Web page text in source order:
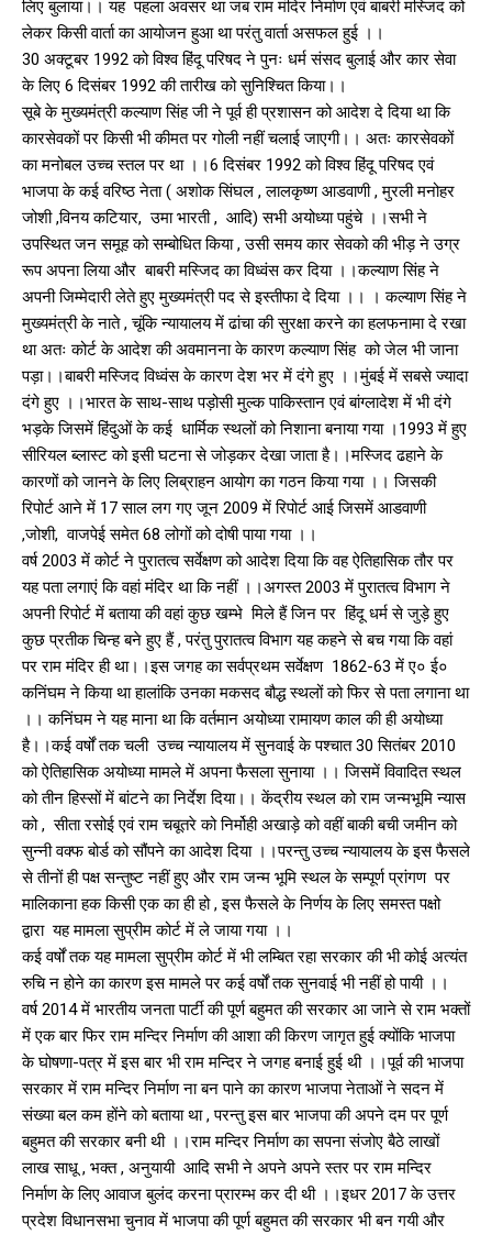
लिए बुलाया।। यह पहला अवसर था जब राम मंदिर निर्माण एवं बाबरी मस्जिद को
लेकर किसी वार्ता का आयोजन हुआ था परंतु वार्ता असफल हुई ।।
30 अक्टूबर 1992 को विश्व हिंदू परिषद ने पुनः धर्म संसद बुलाई और कार सेवा
के लिए 6 दिसंबर 1992 की तारीख को सुनिश्चित किया।।
सूबे के मुख्यमंत्री कल्याण सिंह जी ने पूर्व ही प्रशासन को आदेश दे दिया था कि
कारसेवकों पर किसी भी कीमत पर गोली नहीं चलाई जाएगी।। अतः कारसेवकों
का मनोबल उच्च स्तल पर था ।।6 दिसंबर 1992 को विश्व हिंदू परिषद एवं
भाजपा के कई वरिष्ठ नेता ( अशोक सिंघल , लालकृष्ण आडवाणी , मुरली मनोहर
जोशी ,विनय कटियार, उमा भारती , आदि) सभी अयोध्या पहुंचे ।।सभी ने
उपस्थित जन समूह को सम्बोधित किया , उसी समय कार सेवको की भीड़ ने उग्र
रूप अपना लिया और बाबरी मस्जिद का विध्वंस कर दिया ।।कल्याण सिंह ने
अपनी जिम्मेदारी लेते हुए मुख्यमंत्री पद से इस्तीफा दे दिया ।। । कल्याण सिंह ने
मुख्यमंत्री के नाते , चूंकि न्यायालय में ढांचा की सुरक्षा करने का हलफनामा दे रखा
था अतः कोर्ट के आदेश की अवमानना के कारण कल्याण सिंह को जेल भी जाना
पड़ा।।बाबरी मस्जिद विध्वंस के कारण देश भर में दंगे हुए ।।मुंबई में सबसे ज्यादा
दंगे हुए ।।भारत के साथ-साथ पड़ोसी मुल्क पाकिस्तान एवं बांग्लादेश में भी दंगे
भड़के जिसमें हिंदुओं के कई धार्मिक स्थलों को निशाना बनाया गया ।1993 में हुए
सीरियल ब्लास्ट को इसी घटना से जोड़कर देखा जाता है।।मस्जिद ढहाने के
कारणों को जानने के लिए लिब्राहन आयोग का गठन किया गया ।। जिसकी
रिपोर्ट आने में 17 साल लग गए जून 2009 में रिपोर्ट आई जिसमें आडवाणी
,जोशी, वाजपेई समेत 68 लोगों को दोषी पाया गया ।।
वर्ष 2003 में कोर्ट ने पुरातत्व सर्वेक्षण को आदेश दिया कि वह ऐतिहासिक तौर पर
यह पता लगाएं कि वहां मंदिर था कि नहीं ।।अगस्त 2003 में पुरातत्व विभाग ने
अपनी रिपोर्ट में बताया की वहां कुछ खम्भे मिले हैं जिन पर हिंदू धर्म से जुड़े हुए
कुछ प्रतीक चिन्ह बने हुए हैं , परंतु पुरातत्व विभाग यह कहने से बच गया कि वहां
पर राम मंदिर ही था।।इस जगह का सर्वप्रथम सर्वेक्षण 1862-63 में ए० ई०
कनिंघम ने किया था हालांकि उनका मकसद बौद्ध स्थलों को फिर से पता लगाना था
।। कनिंघम ने यह माना था कि वर्तमान अयोध्या रामायण काल की ही अयोध्या
है।।कई वर्षों तक चली उच्च न्यायालय में सुनवाई के पश्चात 30 सितंबर 2010
को ऐतिहासिक अयोध्या मामले में अपना फैसला सुनाया ।। जिसमें विवादित स्थल
को तीन हिस्सों में बांटने का निर्देश दिया।। केंद्रीय स्थल को राम जन्मभूमि न्यास
को , सीता रसोई एवं राम चबूतरे को निर्मोही अखाड़े को वहीं बाकी बची जमीन को
सुन्नी वक्फ बोर्ड को सौंपने का आदेश दिया ।।परन्तु उच्च न्यायालय के इस फैसले
से तीनों ही पक्ष सन्तुष्ट नहीं हुए और राम जन्म भूमि स्थल के सम्पूर्ण प्रांगण पर
मालिकाना हक किसी एक का ही हो , इस फैसले के निर्णय के लिए समस्त पक्षो
द्वारा यह मामला सुप्रीम कोर्ट में ले जाया गया ।।
कई वर्षों तक यह मामला सुप्रीम कोर्ट में भी लम्बित रहा सरकार की भी कोई अत्यंत
रुचि न होने का कारण इस मामले पर कई वर्षों तक सुनवाई भी नहीं हो पायी ।।
वर्ष 2014 में भारतीय जनता पार्टी की पूर्ण बहुमत की सरकार आ जाने से राम भक्तों
में एक बार फिर राम मन्दिर निर्माण की आशा की किरण जागृत हुई क्योंकि भाजपा
के घोषणा-पत्र में इस बार भी राम मन्दिर ने जगह बनाई हुई थी ।।पूर्व की भाजपा
सरकार में राम मन्दिर निर्माण ना बन पाने का कारण भाजपा नेताओं ने सदन में
संख्या बल कम होंने को बताया था , परन्तु इस बार भाजपा की अपने दम पर पूर्ण
बहुमत की सरकार बनी थी ।।राम मन्दिर निर्माण का सपना संजोए बैठे लाखों
लाख साधू , भक्त , अनुयायी आदि सभी ने अपने अपने स्तर पर राम मन्दिर
निर्माण के लिए आवाज बुलंद करना प्रारम्भ कर दी थी ।।इधर 2017 के उत्तर
प्रदेश विधानसभा चुनाव में भाजपा की पूर्ण बहुमत की सरकार भी बन गयी और